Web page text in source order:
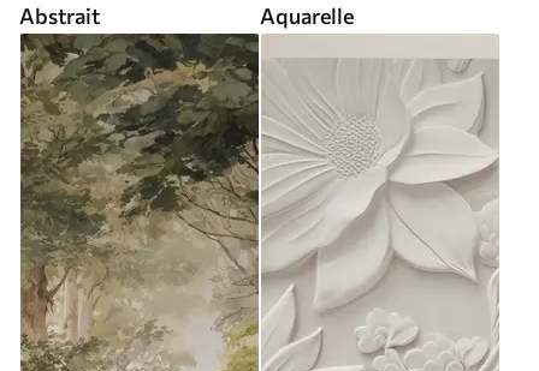
Abstrait Aquarelle